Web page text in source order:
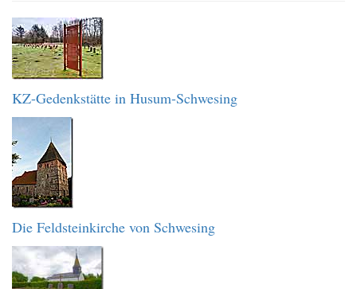
KZ-Gedenkstätte in Husum-Schwesing
Die Feldsteinkirche von Schwesing